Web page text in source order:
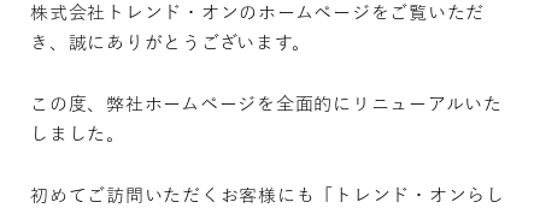
株式会社トレンド・オンのホームページをご覧いただ
き、誠にありがとうございます。
この度、弊社ホームページを全面的にリニューアルいた
しました。
初めてご訪問いただくお客様にも「トレンド・オンらし